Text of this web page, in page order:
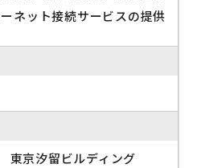
ネット接続サービスの提供
京汐留ビルディング